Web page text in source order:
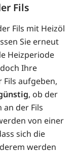
Fils
Fils mit Heizöl
Sie erneut
Heizperiode
Ihre
Fils aufgeben,
, ob der
der Fils
von einer
sich die
werden